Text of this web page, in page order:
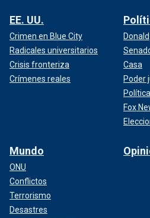
EE. UU.
Crimen en Blue City
Radicales universitarios
Crisis fronteriza
Crímenes reales
Donald
Casa
Poder
Fox
Mundo
ONU
Conflictos
Terrorismo
Desastres